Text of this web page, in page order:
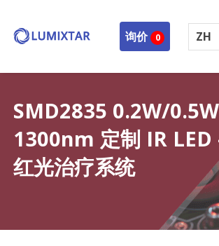
询价 0 ZH
SMD2835 0.2W/0.5W
1300nm 定制 IR LED
红光治疗系统